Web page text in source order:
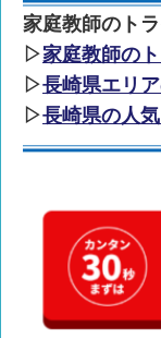
家庭教師のト
▷家庭教師の
▷長崎県エリ
▷長崎県の人